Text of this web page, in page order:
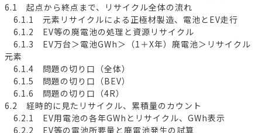
6.1 起点から終点まで、リサイクル全体の流れ
6.1.1 元素リサイクルによる正極材製造、電池とEV走行
6.1.2 EV等の廃電池の処理と資源リサイクル
6.1.3 EV万台＞電池GWh＞（1＋X年）廃電池＞リサイクル
元素
6.1.4 問題の切り口（全体）
6.1.5 問題の切り口（BEV）
6.1.6 問題の切り口（4R）
6.2 経時的に見たリサイクル、累積量のカウント
6.2.1 EV用電池の各年GWhとリサイクル、GWh表示
6.2.2 EV等の電池所要量と廃電池発生の試算